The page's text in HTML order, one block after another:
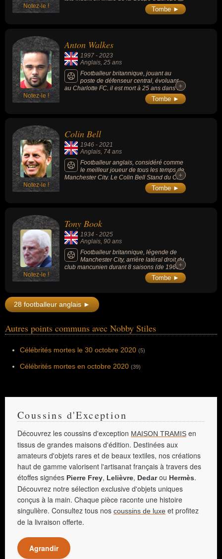
également été sélectionné 73 fois avec
l'Équipe d'Angleterre de football entre 1963
Notez-le !
des clubs champions 1979 permettant à
Nottingham Forest de gagner le trophée pour
Tombe ►
Notez-le !
Anton Walkes
1997 - 2023
Anglais , 25 ans
Footballeur britannique, jouant au
poste de défenseur central, évoluant
au Charlotte FC, il est mort à 25 ans dans un
+
+
Tombe ►
Notez-le !
Colin Bell
1946 - 2021
Anglais, 74 ans
Footballeur anglais, considéré comme
le meilleur joueur de tous les temps de
Manchester City. Le Colin Bell Stand du City
of Manchester Stadium est nommé en son
+
+
Tombe ►
Notez-le !
Tony Book
1934 - 2025
Anglais , 90 ans
Footballeur britannique, légende de
Manchester City, arrière latéral droit du
club mancunien durant 8 saisons (de 1966 à
1974, a joué 315 fois, marquant 5 buts), il a
ensuite entraîné les Citizens durant près
+
+
Tombe ►
28 footballeur anglais ►
Autres points communs avec Nobby Stiles
Célébrités mortes le 30 octobre 2020 (5)
Célébrités mortes en octobre 2020 (39)
Coussins d'Exception
Découvrez les coussins d'exception MAISON TRAMIS en
tissus de grandes maisons d'édition. Destinées aux
amateurs d'objets rares et de beaux textiles, nos créations
haut de gamme valorisent l'artisanat français à travers des
étoffes signées Pierre Frey, Lelièvre, Dedarou Hermès.
Découvrez notre sélection exclusive d'objets uniques
conçus à la main. Chaque pièce raconte une histoire
singulière. Consultez tous nos coussins de luxe et profitez
de la livraison offerte.
Agrandir